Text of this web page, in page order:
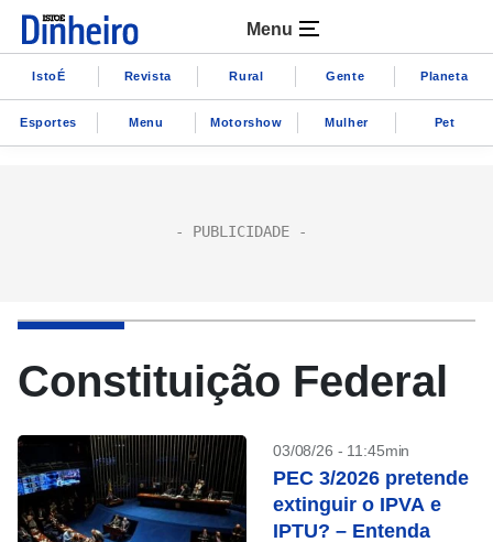
Menu
IstoÉ Revista Rural Gente Planeta
Esportes Menu Motorshow Mulher Pet
Constituição Federal
03/08/26 - 11:45min
PEC 3/2026 pretende
extinguir o IPVA e
IPTU? – Entenda